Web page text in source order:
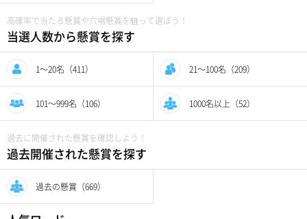
高確率で当たる懸賞や穴場懸賞を狙って選ぼう！
当選人数から懸賞を探す
1〜20名（411） 21〜100名（209）
101〜999名（106） 1000名以上（52）
過去に開催された懸賞を確認しよう！
過去開催された懸賞を探す
過去の懸賞（669）